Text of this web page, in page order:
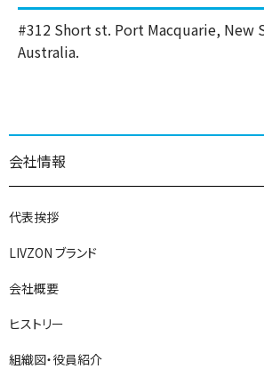
#312 Short st. Port Macquarie, New
Australia.
会社情報
代表挨拶
LIVZON ブランド
会社概要
ヒストリー
組織図・役員紹介